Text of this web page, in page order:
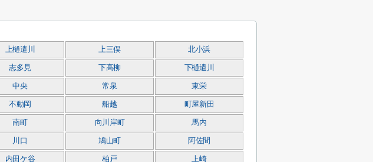
上樋遣川 上三俣 北小浜
志多見 下高柳 下樋遣川
中央 常泉 東栄
不動岡 船越 町屋新田
南町 向川岸町 馬内
川口 鳩山町 阿佐間
内田ケ谷 柏戸 上崎